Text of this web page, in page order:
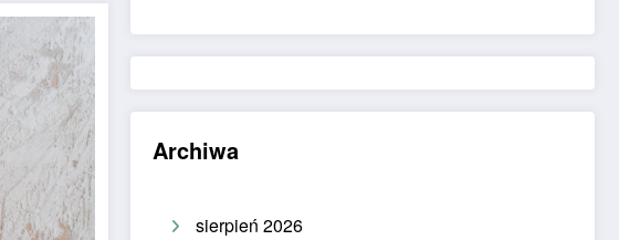
Archiwa
sierpień 2026